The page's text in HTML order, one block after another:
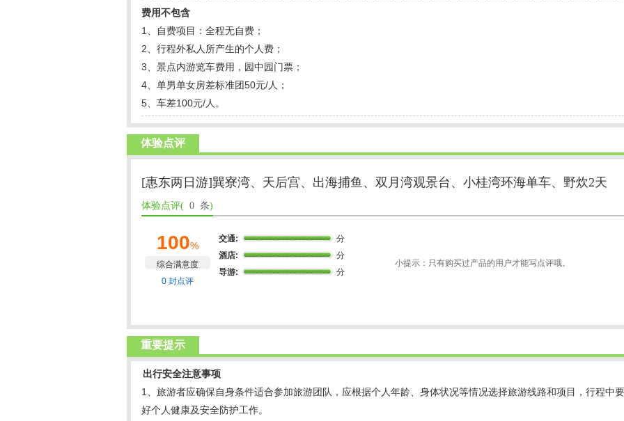
费用不包含
1、自费项目：全程无自费；
2、行程外私人所产生的个人费 ；
3、景点内游览车费用，园中园门票 ；
4、单男单女房差标准团50元/人 ；
5、车差100元/人。
体验点评
[惠东两日游]巽寮湾、天后宫、出海捕鱼、双月湾观景台、小桂湾环海单车、野炊2天
体验点评( 0 条)
100%
综合满意度
0 封点评
交通:
分
酒店:
分
导游:
分
小提示：只有购买过产品的用户才能写点评哦。
重要提示
出行安全注意事项
1、旅游者应确保自身条件适合参加旅游团队，应根据个人年龄、身体状况等情况选择旅游线路和项目，行程中
好个人健康及安全防护工作。